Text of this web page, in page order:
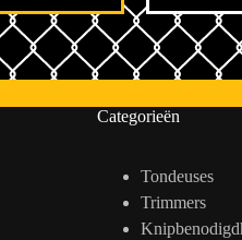
Categorieën
Tondeuses
Trimmers